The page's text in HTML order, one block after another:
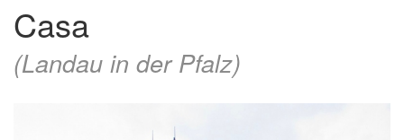
Casa
(Landau in der Pfalz)